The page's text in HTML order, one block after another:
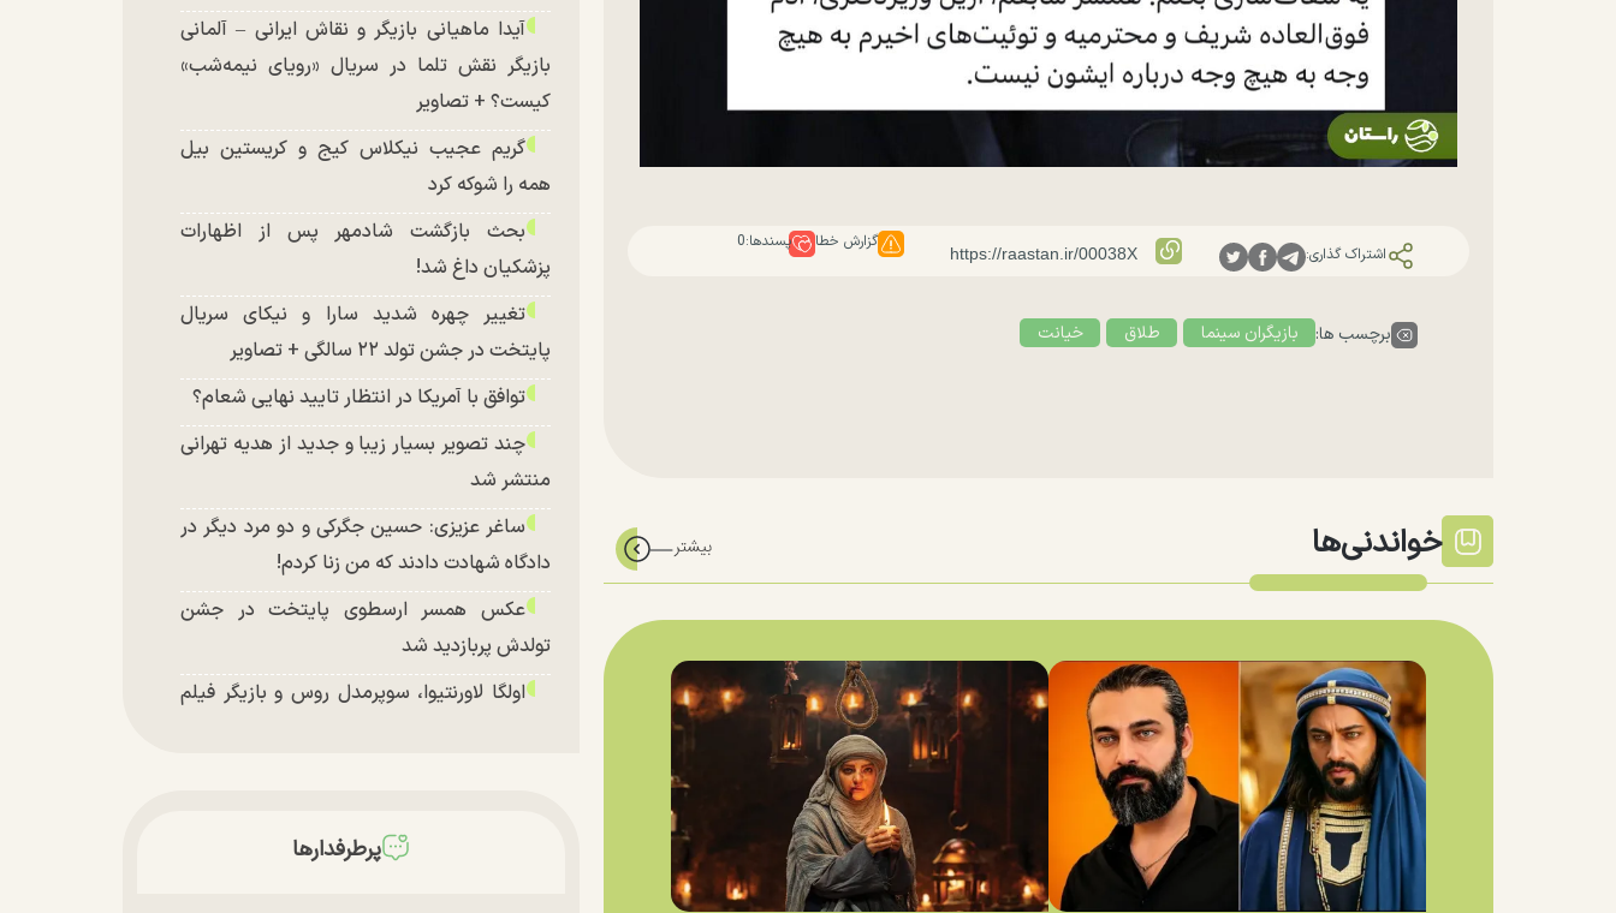
اشتراک گذاری:
گزارش خطا پسندها:0
برچسب ها: بازیگران سینما طلاق خیانت
خواندنی‌ها
آیدا ماهیانی بازیگر و نقاش ایرانی – آلمانی
بازیگر نقش تلما در سریال «رویای نیمه‌شب»
کیست؟ + تصاویر
گریم عجیب نیکلاس کیج و کریستین بیل
همه را شوکه کرد
بحث بازگشت شادمهر پس از اظهارات
پزشکیان داغ شد!
تغییر چهره شدید سارا و نیکای سریال
پایتخت در جشن تولد ۲۲ سالگی + تصاویر
توافق با آمریکا در انتظار تایید نهایی شعام؟
چند تصویر بسیار زیبا و جدید از هدیه تهرانی
منتشر شد
ساغر عزیزی: حسین جگرکی و دو مرد دیگر در
دادگاه شهادت دادند که من زنا کردم!
عکس همسر ارسطوی پایتخت در جشن
تولدش پربازدید شد
اولگا لاورنتیوا، سوپرمدل روس و بازیگر فیلم
پرطرفدارها